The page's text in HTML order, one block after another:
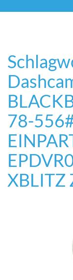
78-
XBLITZ